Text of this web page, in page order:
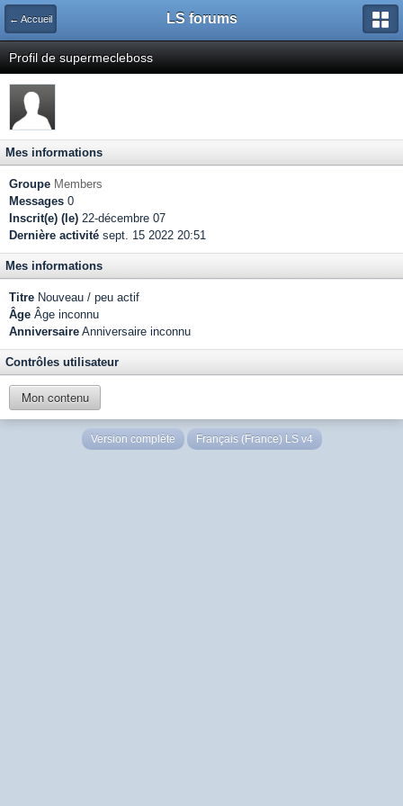
← Accueil LS forums
Profil de supermecleboss
Mes informations
Groupe Members
Messages 0
Inscrit(e) (le) 22-décembre 07
Dernière activité sept. 15 2022 20:51
Mes informations
Titre Nouveau / peu actif
Âge Âge inconnu
Anniversaire Anniversaire inconnu
Contrôles utilisateur
Mon contenu
Version complète Français (France) LS v4